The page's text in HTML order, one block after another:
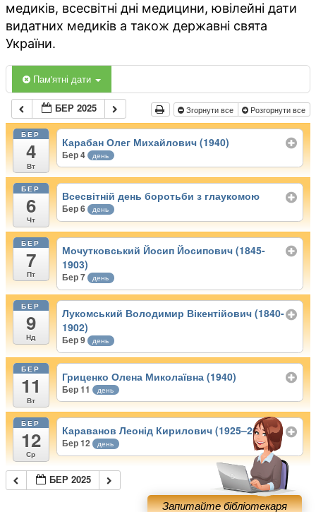
медиків, всесвітні дні медицини, ювілейні дати
видатних медиків а також державні свята
України.
Пам'ятні дати
БЕР 2025 Згорнути все Розгорнути все
БЕР
4
Вт
Карабан Олег Михайлович (1940)
Бер 4 день
БЕР
6
Чт
Всесвітній день боротьби з глаукомою
Бер 6 день
БЕР
7
Пт
Мочутковський Йосип Йосипович (1845-
1903)
Бер 7 день
БЕР
9
Нд
Лукомський Володимир Вікентійович (1840-
1902)
Бер 9 день
БЕР
11
Вт
Гриценко Олена Миколаївна (1940)
Бер 11 день
БЕР
12
Ср
Караванов Леонід Кирилович (1925–2002)
Бер 12 день
БЕР 2025